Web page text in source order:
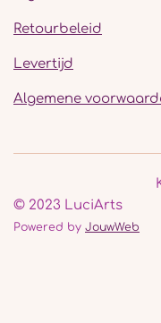
Retourbeleid
Levertijd
Algemene
© 2023 LuciArts
Powered by JouwWeb